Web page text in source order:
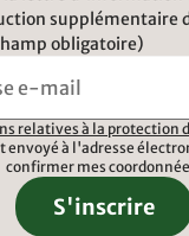
supplémentaire
obligatoire)
relatives à la protection
envoyé à l'adresse
confirmer mes
S'inscrire